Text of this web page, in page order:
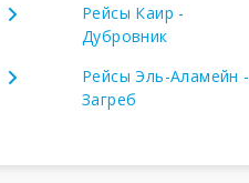
Рейсы Каир -
Дубровник
Рейсы Эль-Аламейн -
Загреб